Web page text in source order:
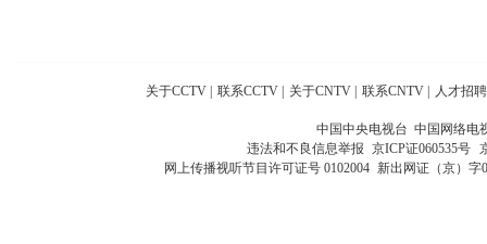
关于CCTV 联系CCTV 关于CNTV 联系CNTV 人才招聘
中国中央电视台 中国网络电
违法和不良信息举报 京ICP证060535号
网上传播视听节目许可证号 0102004 新出网证（京）